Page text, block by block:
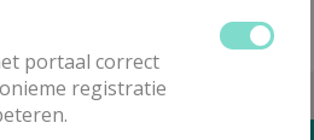
portaal correct
registratie